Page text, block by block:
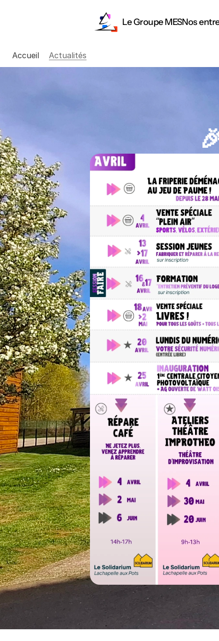
Le Groupe MESNos
Accueil Actualités